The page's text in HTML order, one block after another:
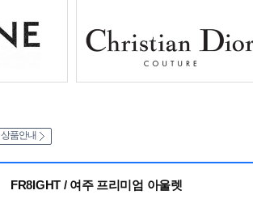
상품안내
FR8IGHT / 여주 프리미엄 아울렛